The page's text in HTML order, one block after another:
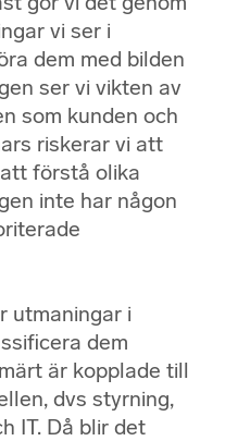
vi ser i
dem med bilden
ser vi vikten av
som kunden och
riskerar vi att
förstå olika
inte har någon
utmaningar i
dem
är kopplade till
dvs styrning,
IT. Då blir det